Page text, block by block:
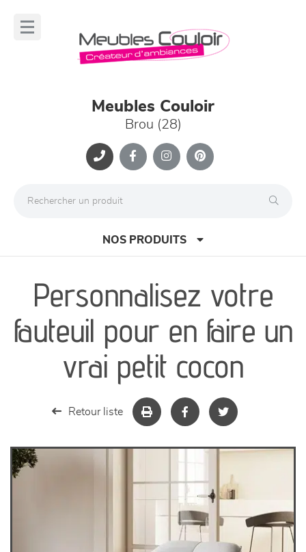
Meubles Couloir
Brou (28)
NOS PRODUITS
canapés et fauteuils
séjours
meubles de complément
chambres et dressing
literie
Personnalisez votre
fauteuil pour en faire un
vrai petit cocon
Retour liste